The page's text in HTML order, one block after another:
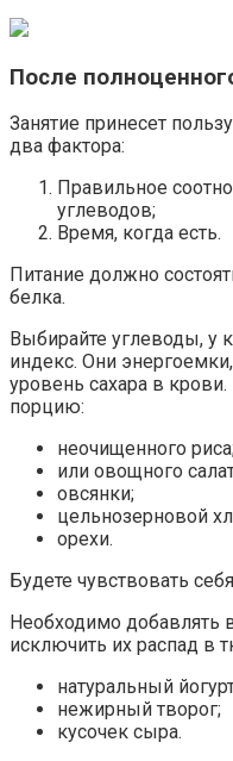
После
Занятие принесет
два фактора:
Правильное
углеводов;
Время, когда есть.
Питание должно
белка.
Выбирайте углеводы, у
индекс. Они
уровень сахара в крови.
порцию:
неочищенного
или овощного
овсянки;
цельнозерновой
орехи.
Будете чувствовать
Необходимо добавлять
исключить их распад в
натуральный
нежирный творог;
кусочек сыра.